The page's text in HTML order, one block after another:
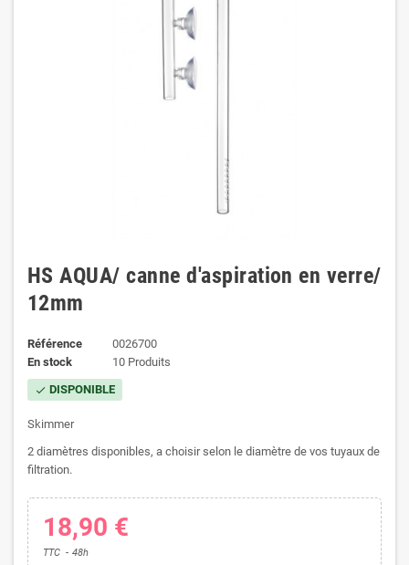
HS AQUA/ canne d'aspiration en verre/
12mm
Référence
0026700
En stock
10 Produits
check DISPONIBLE
Skimmer
2 diamètres disponibles, a choisir selon le diamètre de vos tuyaux de
filtration.
18,90 €
TTC 48h